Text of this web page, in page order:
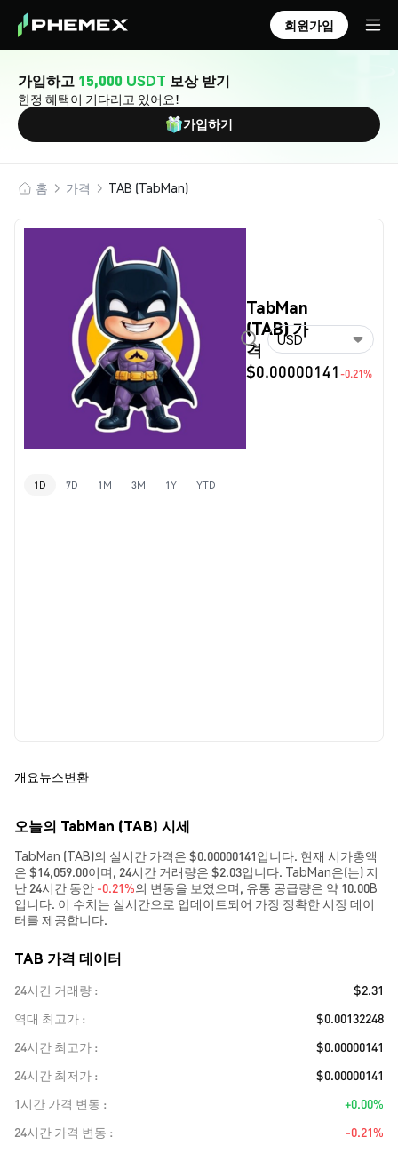
회원가입
가입하고 15,000 USDT 보상 받기
한정 혜택이 기다리고 있어요!
가입하기
홈 가격 TAB (TabMan)
TabMan
(TAB) 가
격
$0.00000141 -0.21%
USD
1D 7D 1M 3M 1Y YTD
개요뉴스변환
오늘의 TabMan (TAB) 시세
TabMan (TAB)의 실시간 가격은 $0.00000141입니다. 현재 시가총액
은 $14,059.00이며, 24시간 거래량은 $2.03입니다. TabMan은(는) 지
난 24시간 동안 -0.21%의 변동을 보였으며, 유통 공급량은 약 10.00B
입니다. 이 수치는 실시간으로 업데이트되어 가장 정확한 시장 데이
터를 제공합니다.
TAB 가격 데이터
24시간 거래량
$2.31
역대 최고가
$0.00132248
24시간 최고가
$0.00000141
24시간 최저가
$0.00000141
1시간 가격 변동
+0.00%
24시간 가격 변동
-0.21%